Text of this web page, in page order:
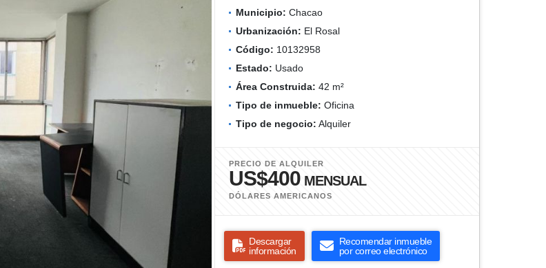
Municipio: Chacao
Urbanización: El Rosal
Código: 10132958
Estado: Usado
Área Construida: 42 m²
Tipo de inmueble: Oficina
Tipo de negocio: Alquiler
PRECIO DE ALQUILER
US$400 MENSUAL
DÓLARES AMERICANOS
Descargar
información
Recomendar inmueble
por correo electrónico